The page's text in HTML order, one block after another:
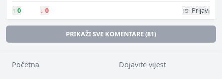
↑ 0 ↓ 0 Prijavi
PRIKAŽI SVE KOMENTARE (81)
Početna Dojavite vijest